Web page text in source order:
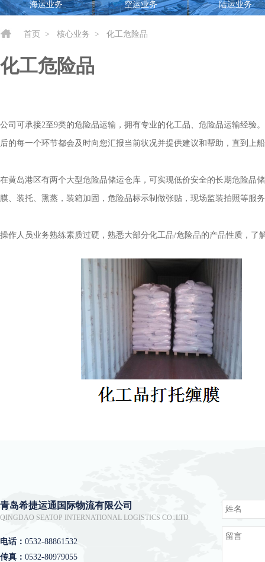
海运业务 空运业务 陆运业务
首页 > 核心业务 > 化工危险品
化工危险品
公司可承接2至9类的危险品运输，拥有专业的化工品、危险品运输经
后的每一个环节都会及时向您汇报当前状况并提供建议和帮助，直到上
在黄岛港区有两个大型危险品储运仓库，可实现低价安全的长期危险品
膜、装托、熏蒸，装箱加固，危险品标示制做张贴，现场监装拍照等服
操作人员业务熟练素质过硬，熟悉大部分化工品/危险品的产品性质，
青岛希捷运通国际物流有限公司
QINGDAO SEATOP INTERNATIONAL LOGISTICS CO..LTD
电话： 0532-88861532
传真： 0532-80979055